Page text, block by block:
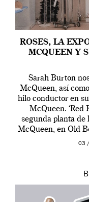
ROSES, LA
MCQUEEN Y
Sarah Burton
McQueen, así
hilo conductor en
McQueen. ‘Red
segunda planta de
McQueen, en Old
de
03